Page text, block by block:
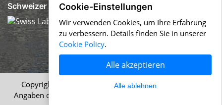
Schweizer Qualität:
Copyright © 1996-2026 HELP Media AG, Zürich. Alle
Angaben ohne Gewähr.
Cookie-Einstellungen
Wir verwenden Cookies, um Ihre Erfahrung
zu verbessern. Details finden Sie in unserer
Cookie Policy.
Alle akzeptieren
Alle ablehnen